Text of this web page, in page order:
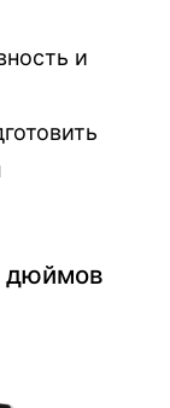
и
дюймов